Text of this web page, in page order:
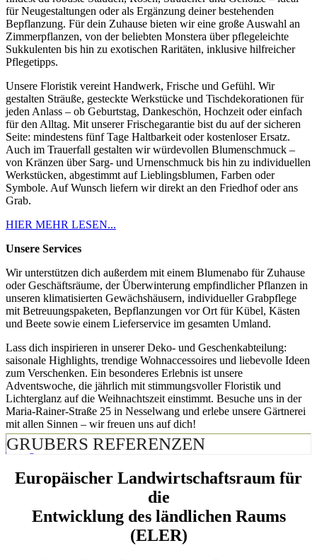
für Neugestaltungen oder als Ergänzung deiner bestehenden
Bepflanzung. Für dein Zuhause bieten wir eine große Auswahl an
Zimmerpflanzen, von der beliebten Monstera über pflegeleichte
Sukkulenten bis hin zu exotischen Raritäten, inklusive hilfreicher
Pflegetipps.
Unsere Floristik vereint Handwerk, Frische und Gefühl. Wir
gestalten Sträuße, gesteckte Werkstücke und Tischdekorationen für
jeden Anlass – ob Geburtstag, Dankeschön, Hochzeit oder einfach
für den Alltag. Mit unserer Frischegarantie bist du auf der sicheren
Seite: mindestens fünf Tage Haltbarkeit oder kostenloser Ersatz.
Auch im Trauerfall gestalten wir würdevollen Blumenschmuck –
von Kränzen über Sarg- und Urnenschmuck bis hin zu individuellen
Werkstücken, abgestimmt auf Lieblingsblumen, Farben oder
Symbole. Auf Wunsch liefern wir direkt an den Friedhof oder ans
Grab.
HIER MEHR LESEN...
Unsere Services
Wir unterstützen dich außerdem mit einem Blumenabo für Zuhause
oder Geschäftsräume, der Überwinterung empfindlicher Pflanzen in
unseren klimatisierten Gewächshäusern, individueller Grabpflege
mit Betreuungspaketen, Bepflanzungen vor Ort für Kübel, Kästen
und Beete sowie einem Lieferservice im gesamten Umland.
Lass dich inspirieren in unserer Deko- und Geschenkabteilung:
saisonale Highlights, trendige Wohnaccessoires und liebevolle Ideen
zum Verschenken. Ein besonderes Erlebnis ist unsere
Adventswoche, die jährlich mit stimmungsvoller Floristik und
Lichterglanz auf die Weihnachtszeit einstimmt. Besuche uns in der
Maria-Rainer-Straße 25 in Nesselwang und erlebe unsere Gärtnerei
mit allen Sinnen – wir freuen uns auf dich!
Weniger…
Europäischer Landwirtschaftsraum für
die
Entwicklung des ländlichen Raums
(ELER)